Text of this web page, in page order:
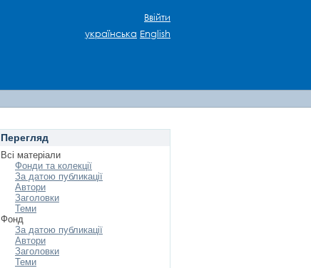
Ввійти
українська English
Перегляд
Всі матеріали
Фонди та колекції
За датою публикації
Автори
Заголовки
Теми
Фонд
За датою публикації
Автори
Заголовки
Теми